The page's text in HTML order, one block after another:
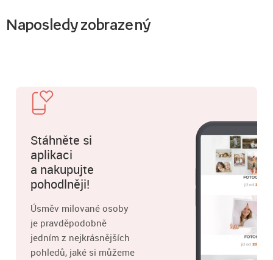
Naposledy zobrazený
Stáhněte si
aplikaci
a nakupujte
pohodlněji!
Úsměv milované osoby
je pravděpodobně
jedním z nejkrásnějších
pohledů, jaké si můžeme